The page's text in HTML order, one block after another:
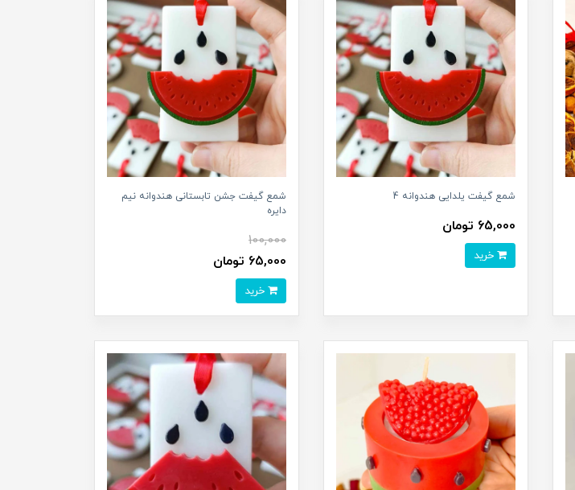
شمع گیفت یلدایی هندوانه 4
65,000 تومان
خرید
شمع گیفت جشن تابستانی هندوانه نیم
دایره
100,000
65,000 تومان
خرید